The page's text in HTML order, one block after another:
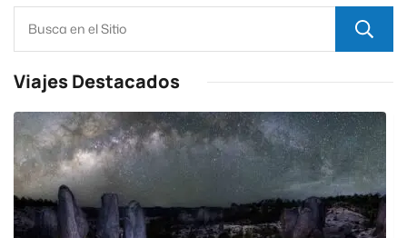
Viajes Destacados